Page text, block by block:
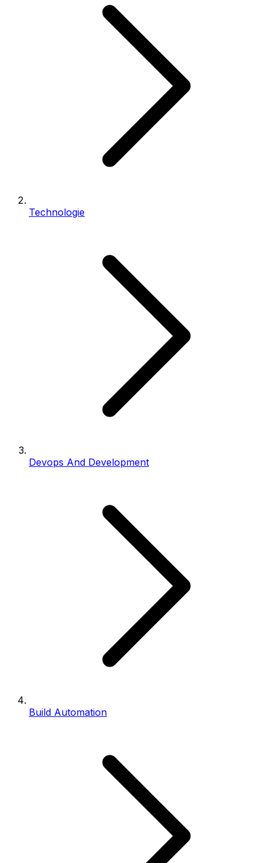
Technologie
Devops And Development
Build Automation